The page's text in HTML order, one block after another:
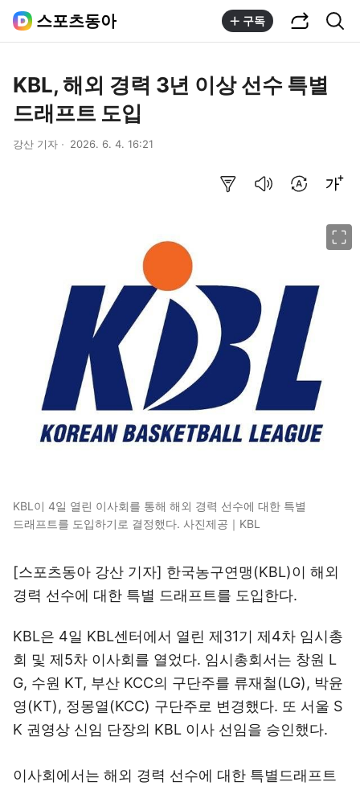
스포츠동아 구독
KBL, 해외 경력 3년 이상 선수 특별
드래프트 도입
강산 기자 2026. 6. 4. 16:21
KBL이 4일 열린 이사회를 통해 해외 경력 선수에 대한 특별
드래프트를 도입하기로 결정했다. 사진제공｜KBL
[스포츠동아 강산 기자] 한국농구연맹(KBL)이 해외
경력 선수에 대한 특별 드래프트를 도입한다.
KBL은 4일 KBL센터에서 열린 제31기 제4차 임시총
회 및 제5차 이사회를 열었다. 임시총회서는 창원 L
G, 수원 KT, 부산 KCC의 구단주를 류재철(LG), 박윤
영(KT), 정몽열(KCC) 구단주로 변경했다. 또 서울 S
K 권영상 신임 단장의 KBL 이사 선임을 승인했다.
이사회에서는 해외 경력 선수에 대한 특별드래프트